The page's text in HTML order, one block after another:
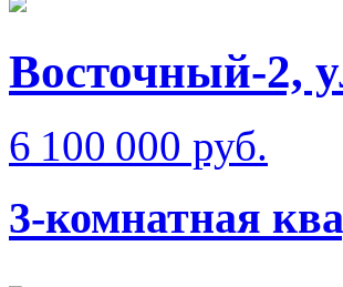
Восточный-2,
6 100 000 руб.
3-комнатная